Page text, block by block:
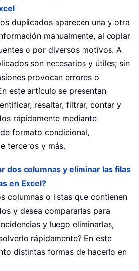
duplicados aparecen una y otra
manualmente, al copiar
o por diversos motivos. A
son necesarios y útiles; sin
provocan errores o
este artículo se presentan
resaltar, filtrar, contar y
rápidamente mediante
formato condicional,
terceros y más.
dos columnas y eliminar las filas
en Excel?
columnas o listas que contienen
y desea compararlas para
y luego eliminarlas,
rápidamente? En este
distintas formas de hacerlo en